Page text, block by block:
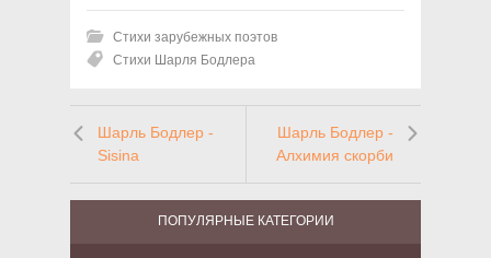
Стихи зарубежных поэтов
Стихи Шарля Бодлера
Шарль Бодлер -
Sisina
Шарль Бодлер -
Алхимия скорби
ПОПУЛЯРНЫЕ КАТЕГОРИИ